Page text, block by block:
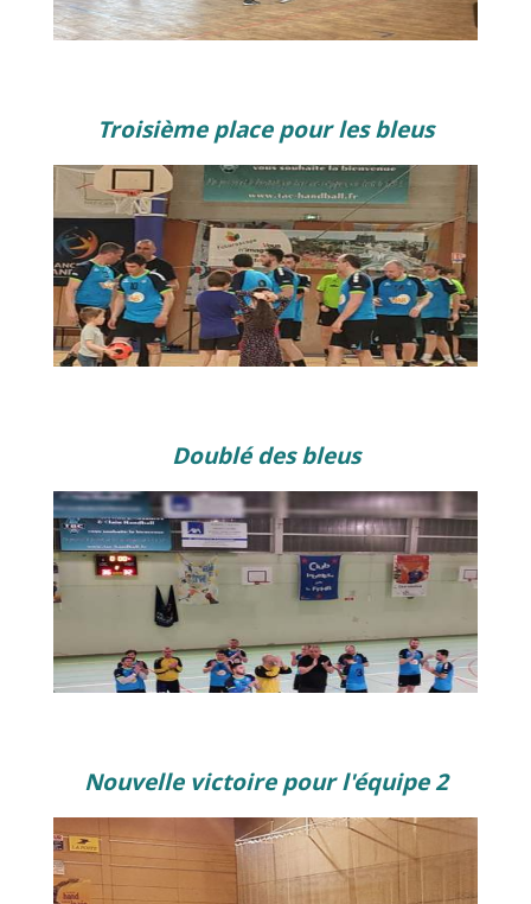
Troisième place pour les bleus
Doublé des bleus
Nouvelle victoire pour l'équipe 2